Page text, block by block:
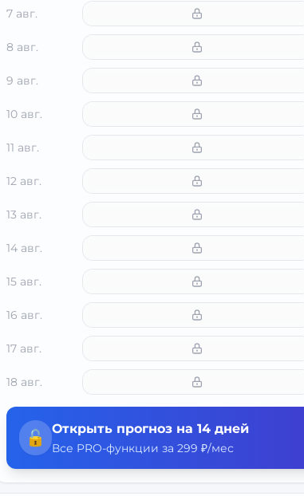
7 авг.
8 авг.
9 авг.
10 авг.
11 авг.
12 авг.
13 авг.
14 авг.
15 авг.
16 авг.
17 авг.
18 авг.
🔓 Открыть прогноз на 14 дней
Все PRO-функции за 299 ₽/мес